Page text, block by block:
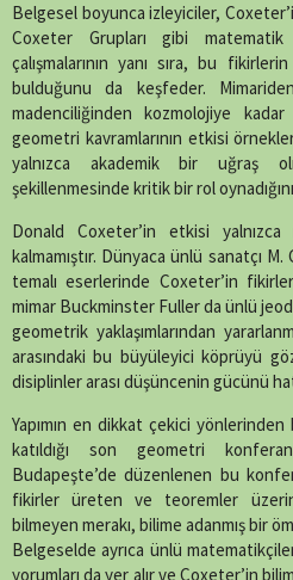
Belgesel boyunca izleyiciler,
Coxeter Grupları gibi matematik
çalışmalarının yanı sıra, bu
bulduğunu da keşfeder.
madenciliğinden kozmolojiye
geometri kavramlarının etkisi
yalnızca akademik bir uğraş
şekillenmesinde kritik bir rol
Donald Coxeter’in etkisi yalnızca
kalmamıştır. Dünyaca ünlü sanatçı
temalı eserlerinde Coxeter’in
mimar Buckminster Fuller da ünlü
geometrik yaklaşımlarından
arasındaki bu büyüleyici köprüyü
disiplinler arası düşüncenin gücünü
Yapımın en dikkat çekici
katıldığı son geometri
Budapeşte’de düzenlenen bu
fikirler üreten ve teoremler
bilmeyen merakı, bilime adanmış bir
Belgeselde ayrıca ünlü
yorumları da yer alır ve Coxeter’in